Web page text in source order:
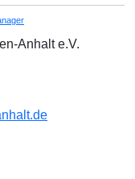
Anhalt e.V.